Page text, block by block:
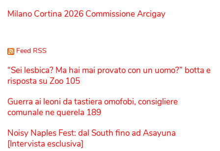
Milano Cortina 2026 Commissione Arcigay
Feed RSS
“Sei lesbica? Ma hai mai provato con un uomo?” botta e
risposta su Zoo 105
Guerra ai leoni da tastiera omofobi, consigliere
comunale ne querela 189
Noisy Naples Fest: dal South fino ad Asayuna
[Intervista esclusiva]